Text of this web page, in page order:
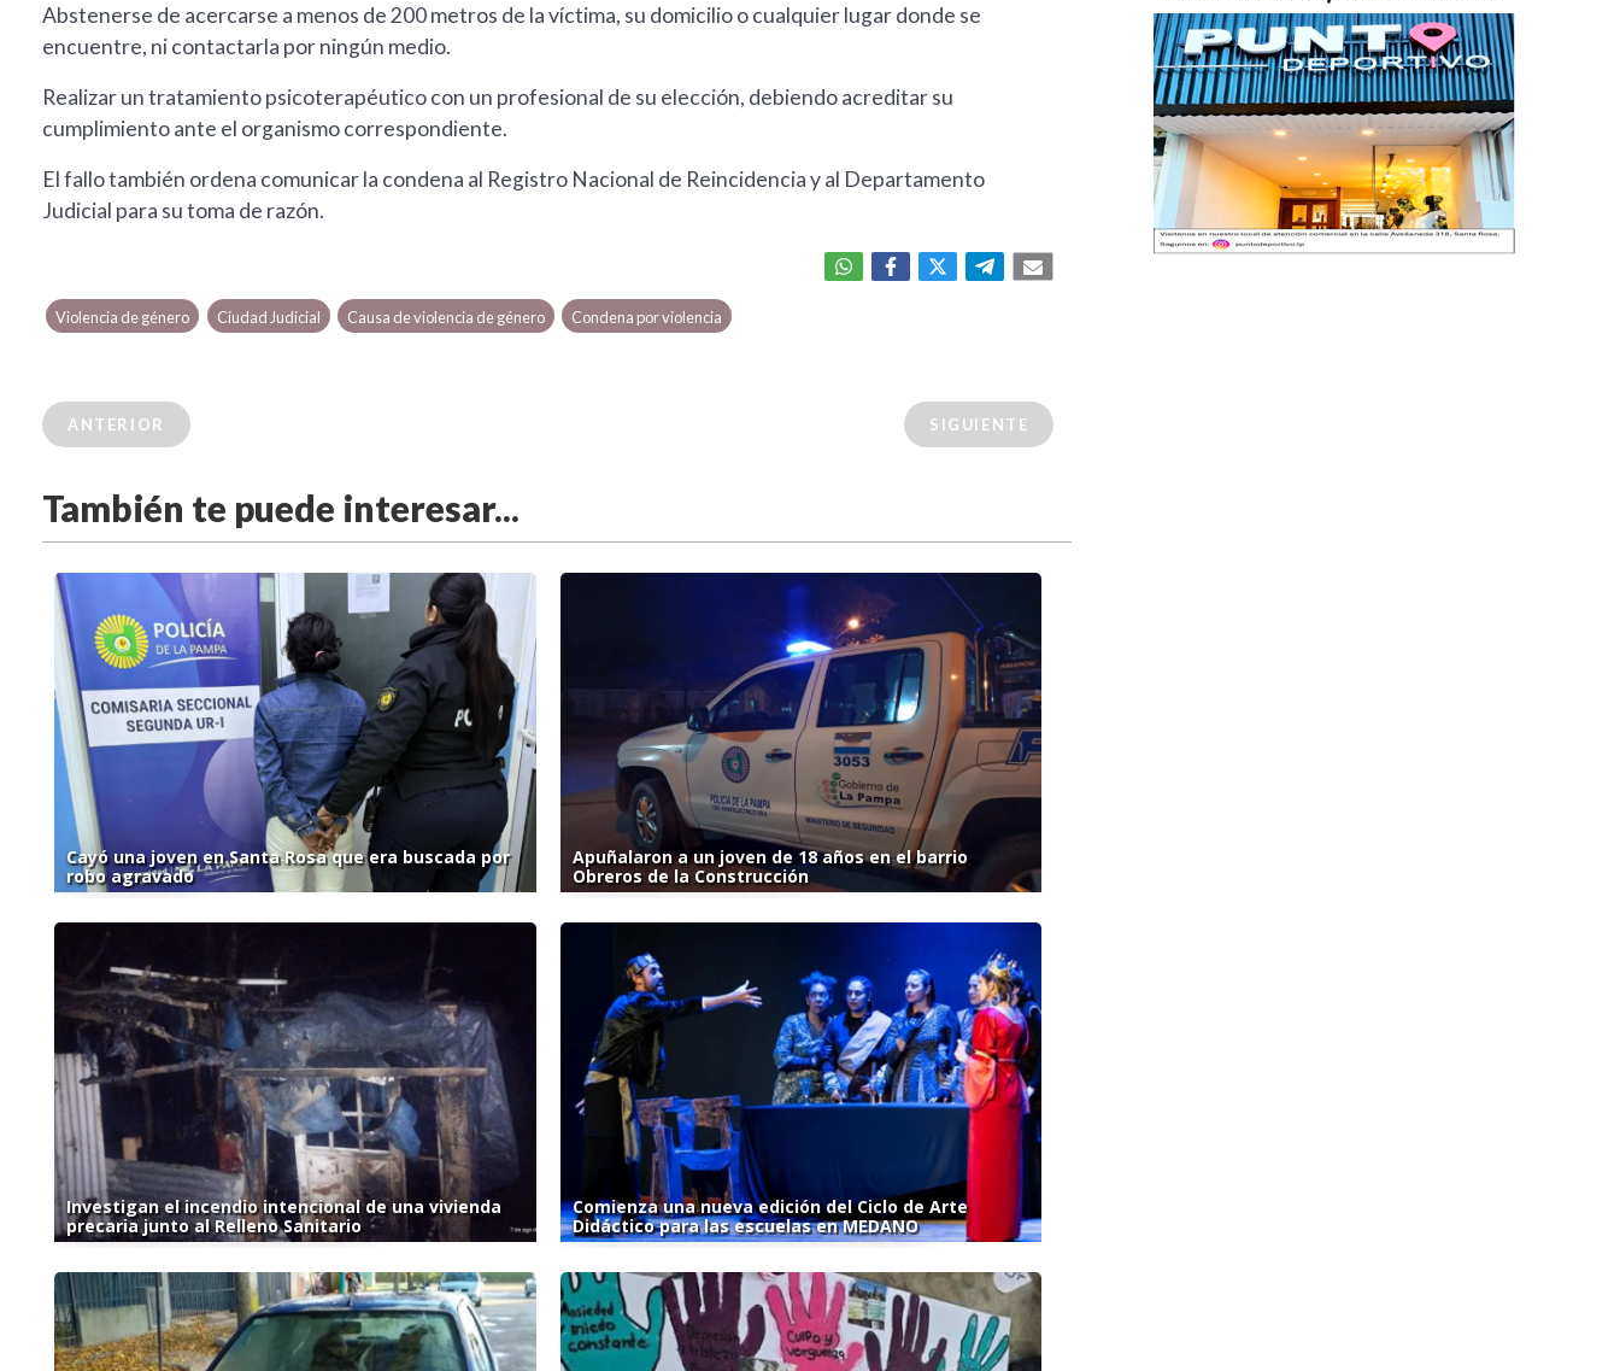
Abstenerse de acercarse a menos de 200 metros de la víctima, su domicilio o cualquier lugar donde se
encuentre, ni contactarla por ningún medio.
Realizar un tratamiento psicoterapéutico con un profesional de su elección, debiendo acreditar su
cumplimiento ante el organismo correspondiente.
El fallo también ordena comunicar la condena al Registro Nacional de Reincidencia y al Departamento
Judicial para su toma de razón.
Violencia de género Ciudad Judicial Causa de violencia de género Condena por violencia
ANTERIOR SIGUIENTE
También te puede interesar...
Cayó una joven en Santa Rosa que era buscada por
robo agravado
Apuñalaron a un joven de 18 años en el barrio
Obreros de la Construcción
Investigan el incendio intencional de una vivienda
precaria junto al Relleno Sanitario
Comienza una nueva edición del Ciclo de Arte
Didáctico para las escuelas en MEDANO